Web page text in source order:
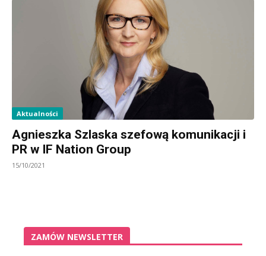
Aktualności
Agnieszka Szlaska szefową komunikacji i
PR w IF Nation Group
15/10/2021
ZAMÓW NEWSLETTER